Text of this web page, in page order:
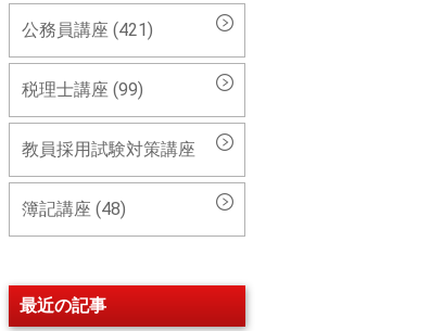
公務員講座 (421)
税理士講座 (99)
教員採用試験対策講座
簿記講座 (48)
最近の記事